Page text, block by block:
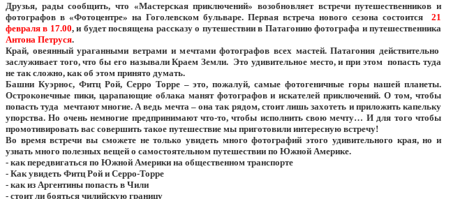
Друзья, рады сообщить, что «Мастерская приключений» возобновляет встречи путешественников и
фотографов в «Фотоцентре» на Гоголевском бульваре. Первая встреча нового сезона состоится
21
февраля в 17.00,и будет посвящена рассказу о путешествии в Патагонию фотографа и путешественника
Антона Петруся.
Край, овеянный ураганными ветрами и мечтами фотографов всех мастей. Патагония действительно
заслуживает того, что бы его называли Краем Земли. Это удивительное место, и при этом попасть туда
не так сложно, как об этом принято думать.
Башни Куэрнос, Фитц Рой, Серро Торре – это, пожалуй, самые фотогеничные горы нашей планеты.
Остроконечные пики, царапающие облака манят фотографов и искателей приключений. О том, чтобы
попасть туда мечтают многие. А ведь мечта – она так рядом, стоит лишь захотеть и приложить капельку
упорства. Но очень немногие предпринимают что-то, чтобы исполнить свою мечту… И для того чтобы
промотивировать вас совершить такое путешествие мы приготовили интересную встречу!
Во время встречи вы сможете не только увидеть много фотографий этого удивительного края, но и
узнать много полезных вещей о самостоятельном путешествии по Южной Америке.
- как передвигаться по Южной Америки на общественном транспорте
- Как увидеть Фитц Рой и Серро-Торре
- как из Аргентины попасть в Чили
- стоит ли бояться чилийскую границу